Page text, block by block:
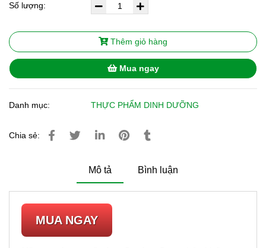
Số lượng:
Thêm giỏ hàng
Mua ngay
Danh mục: THỰC PHẨM DINH DƯỠNG
Chia sẻ:
Mô tả Bình luận
MUA NGAY